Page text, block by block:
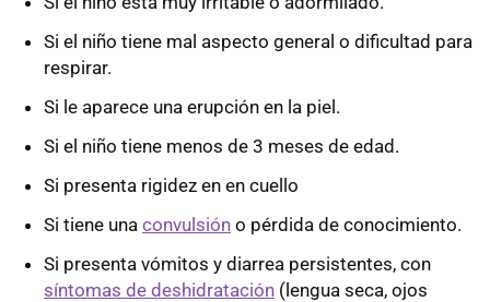
Si el niño tiene mal aspecto general o dificultad para
respirar.
Si le aparece una erupción en la piel.
Si el niño tiene menos de 3 meses de edad.
Si presenta rigidez en en cuello
Si tiene una convulsión o pérdida de conocimiento.
Si presenta vómitos y diarrea persistentes, con
síntomas de deshidratación (lengua seca, ojos